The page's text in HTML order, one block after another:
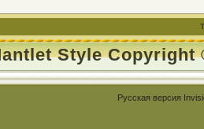
Style Copyright
Русская версия